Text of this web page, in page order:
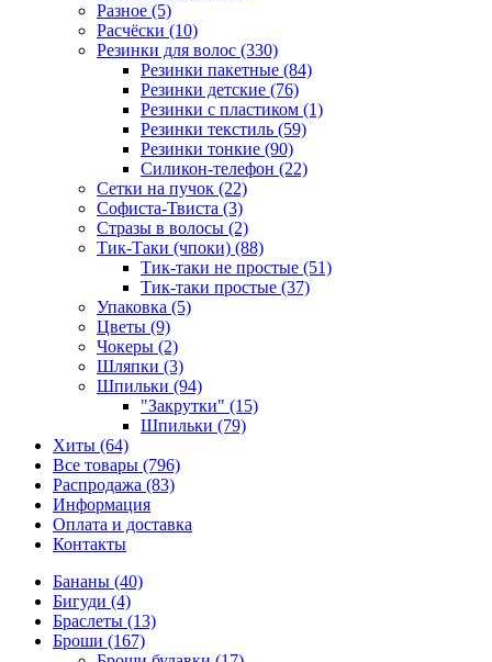
Разное (5)
Расчёски (10)
Резинки для волос (330)
Резинки пакетные (84)
Резинки детские (76)
Резинки с пластиком (1)
Резинки текстиль (59)
Резинки тонкие (90)
Силикон-телефон (22)
Сетки на пучок (22)
Софиста-Твиста (3)
Стразы в волосы (2)
Тик-Таки (чпоки) (88)
Тик-таки не простые (51)
Тик-таки простые (37)
Упаковка (5)
Цветы (9)
Чокеры (2)
Шляпки (3)
Шпильки (94)
"Закрутки" (15)
Шпильки (79)
Хиты (64)
Все товары (796)
Распродажа (83)
Информация
Оплата и доставка
Контакты
Бананы (40)
Бигуди (4)
Браслеты (13)
Броши (167)